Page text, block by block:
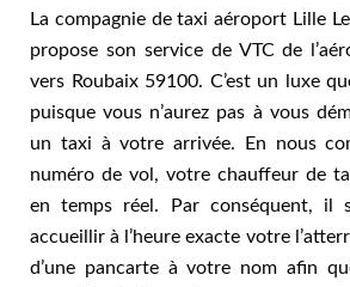
La compagnie de taxi aéroport Lille
propose son service de VTC de
vers Roubaix 59100. C’est un luxe
puisque vous n’aurez pas à vous
un taxi à votre arrivée. En nous
numéro de vol, votre chauffeur de
en temps réel. Par conséquent, il
accueillir à l’heure exacte votre
d’une pancarte à votre nom afin